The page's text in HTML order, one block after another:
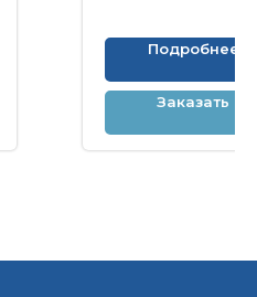
Подробнее
Заказать